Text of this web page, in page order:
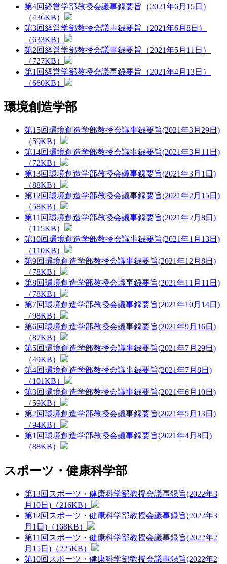
第4回経営学部教授会議事録要旨（2021年6月15日）
（436KB）
第3回経営学部教授会議事録要旨（2021年6月8日）
（633KB）
第2回経営学部教授会議事録要旨（2021年5月11日）
（727KB）
第1回経営学部教授会議事録要旨（2021年4月13日）
（660KB）
環境創造学部
第15回環境創造学部教授会議事録要旨(2021年3月29日)
（59KB）
第14回環境創造学部教授会議事録要旨(2021年3月11日)
（72KB）
第13回環境創造学部教授会議事録要旨(2021年3月1日)
（88KB）
第12回環境創造学部教授会議事録要旨(2021年2月15日)
（58KB）
第11回環境創造学部教授会議事録要旨(2021年2月8日)
（115KB）
第10回環境創造学部教授会議事録要旨(2021年1月13日)
（110KB）
第9回環境創造学部教授会議事録要旨(2021年12月8日)
（78KB）
第8回環境創造学部教授会議事録要旨(2021年11月11日)
（78KB）
第7回環境創造学部教授会議事録要旨(2021年10月14日)
（98KB）
第6回環境創造学部教授会議事録要旨(2021年9月16日)
（87KB）
第5回環境創造学部教授会議事録要旨(2021年7月29日)
（49KB）
第4回環境創造学部教授会議事録要旨(2021年7月8日)
（101KB）
第3回環境創造学部教授会議事録要旨(2021年6月10日)
（59KB）
第2回環境創造学部教授会議事録要旨(2021年5月13日)
（94KB）
第1回環境創造学部教授会議事録要旨(2021年4月8日)
（88KB）
スポーツ・健康科学部
第13回スポーツ・健康科学部教授会議事録旨(2022年3
月10日)（216KB）
第12回スポーツ・健康科学部教授会議事録旨(2022年3
月1日)（168KB）
第11回スポーツ・健康科学部教授会議事録旨(2022年2
月15日)（225KB）
第10回スポーツ・健康科学部教授会議事録旨(2022年2